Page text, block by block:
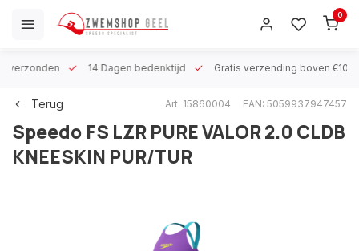
0
verzonden 14 Dagen bedenktijd Gratis verzending boven €100
Terug Art: 15860004 EAN: 5059937947457
Speedo FS LZR PURE VALOR 2.0 CLDB
KNEESKIN PUR/TUR